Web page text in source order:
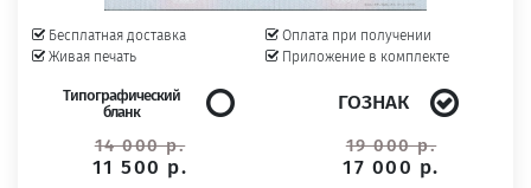
Бесплатная доставка
Живая печать
Оплата при получении
Приложение в комплекте
Типографический
бланк
14 000 р.
11 500 р.
ГОЗНАК
19 000 р.
17 000 р.